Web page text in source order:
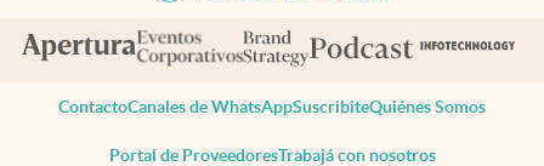
ContactoCanales de WhatsAppSuscribiteQuiénes Somos
Portal de ProveedoresTrabajá con nosotros